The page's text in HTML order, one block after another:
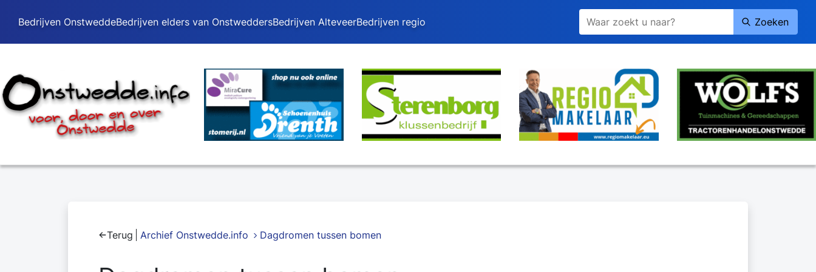
Bedrijven OnstweddeBedrijven elders van OnstweddersBedrijven AlteveerBedrijven regio
Terug Archief Onstwedde.info Dagdromen tussen bomen